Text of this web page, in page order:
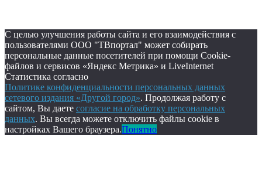
С целью улучшения работы сайта и его взаимодействия с
пользователями ООО "ТВпортал" может собирать
персональные данные посетителей при помощи Cookie-
файлов и сервисов «Яндекс Метрика» и LiveInternet
Статистика согласно
Политике конфиденциальности персональных данных
сетевого издания «Другой город». Продолжая работу с
сайтом, Вы даете согласие на обработку персональных
данных. Вы всегда можете отключить файлы cookie в
настройках Вашего браузера.Понятно